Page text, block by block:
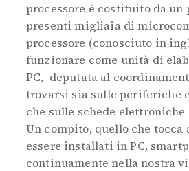
processore è costituito da
presenti migliaia di
processore (conosciuto in
funzionare come unità di
PC, deputata al
trovarsi sia sulle periferiche
che sulle schede
Un compito, quello che
essere installati in PC,
continuamente nella nostra